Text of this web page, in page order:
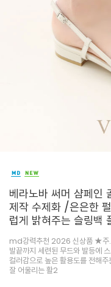
베라노바 써머 샴페
제작 수제화 /은은한
럽게 밝혀주는 슬링백
md강력추천 2026 신상품 ★주.
발끝까지 세련된 무드와 발등에
컬러감으로 높은 활용도를 전해
잘 어울리는 활2